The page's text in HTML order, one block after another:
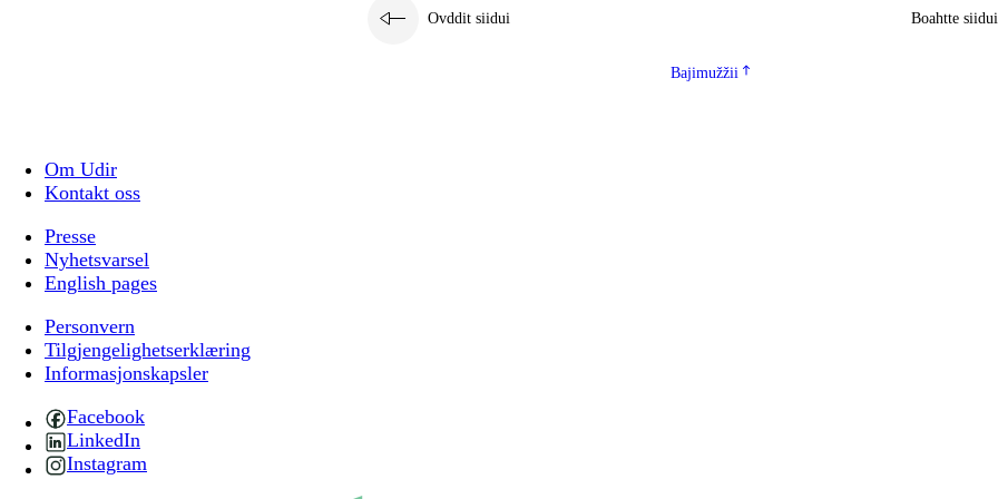
Ovddit siidui Boahtte siidui
Bajimužžii
Om Udir
Kontakt oss
Presse
Nyhetsvarsel
English pages
Personvern
Tilgjengelighetserklæring
Informasjonskapsler
Facebook
LinkedIn
Instagram